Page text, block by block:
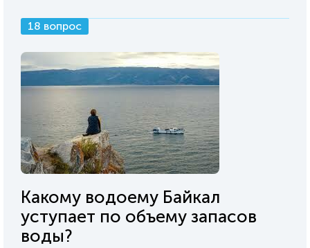
18 вопрос
Какому водоему Байкал
уступает по объему запасов
воды?